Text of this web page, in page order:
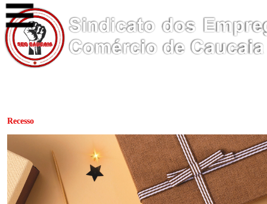
Recesso